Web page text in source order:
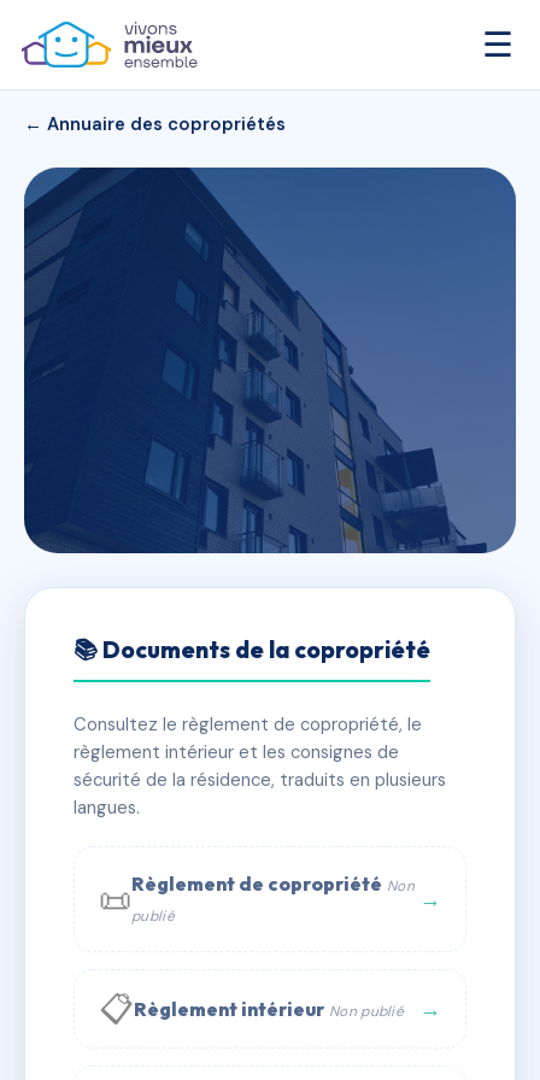
☰
← Annuaire des copropriétés
LE SAINT DENIS
✓ Immatriculée 🏠 40 lots 🏗 2 bâtiment(s)
📞 Contacter Syndic Digital
📚 Documents de la copropriété
Consultez le règlement de copropriété, le
règlement intérieur et les consignes de
sécurité de la résidence, traduits en plusieurs
langues.
📜Règlement de copropriété Non
publié
→
📋Règlement intérieur Non publié →